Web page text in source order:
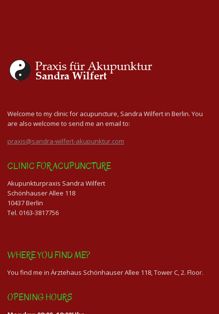
Welcome to my clinic for acupuncture, Sandra Wilfert in Berlin. You
are also welcome to send me an email to:
praxis@sandra-wilfert-akupunktur.com
CLINIC FOR ACUPUNCTURE
Akupunkturpraxis Sandra Wilfert
Schönhauser Allee 118
10437 Berlin
Tel. 0163-3817756
WHERE YOU FIND ME?
You find me in Ärztehaus Schönhauser Allee 118, Tower C, 2. Floor.
OPENING HOURS